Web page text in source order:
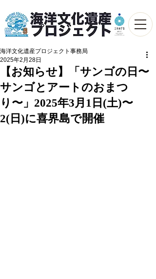
【お知らせ】「サンゴの日〜
サンゴとアートのおまつ
り〜」2025年3月1日(土)〜
2(日)に喜界島で開催
海洋文化遺産プロジェクト事務局
2025年2月28日